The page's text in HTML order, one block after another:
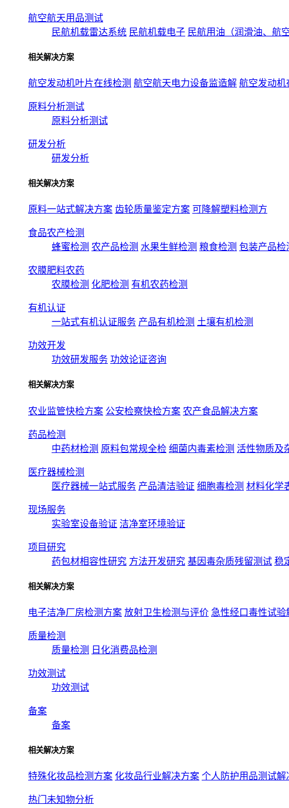
航空航天用品测试
民航机载雷达系统 民航机载电子 民航用油（润滑油、航
相关解决方案
航空发动机叶片在线检测 航空航天电力设备监造解 航空发动机
原料分析测试
原料分析测试
研发分析
研发分析
相关解决方案
原料一站式解决方案 齿轮质量鉴定方案 可降解塑料检测方
食品农产检测
蜂蜜检测 农产品检测 水果生鲜检测 粮食检测 包装产品检
农膜肥料农药
农膜检测 化肥检测 有机农药检测
有机认证
一站式有机认证服务 产品有机检测 土壤有机检测
功效开发
功效研发服务 功效论证咨询
相关解决方案
农业监管快检方案 公安检察快检方案 农产食品解决方案
药品检测
中药材检测 原料包常规全检 细菌内毒素检测 活性物质及
医疗器械检测
医疗器械一站式服务 产品清洁验证 细胞毒检测 材料化学
现场服务
实验室设备验证 洁净室环境验证
项目研究
药包材相容性研究 方法开发研究 基因毒杂质残留测试 稳
相关解决方案
电子洁净厂房检测方案 放射卫生检测与评价 急性经口毒性试验
质量检测
质量检测
日化消费品检测
功效测试
功效测试
备案
备案
相关解决方案
特殊化妆品检测方案 化妆品行业解决方案 个人防护用品测试解
热门未知物分析